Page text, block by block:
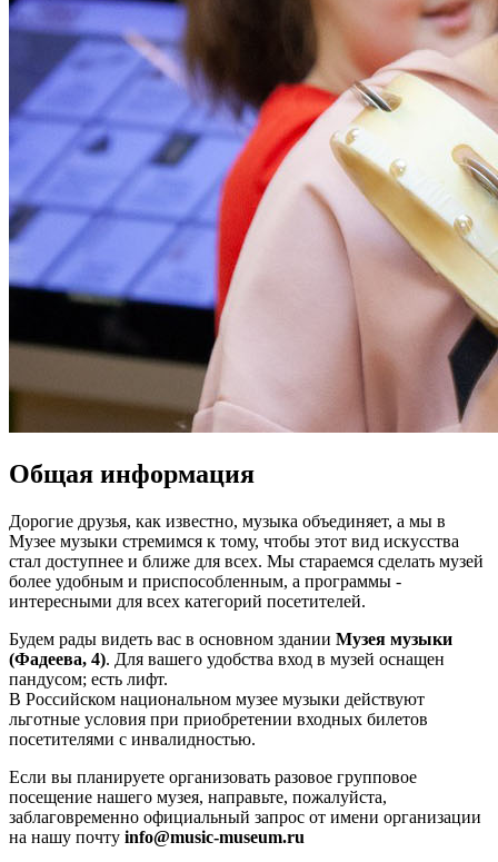
Общая информация
Дорогие друзья, как известно, музыка объединяет, а мы в
Музее музыки стремимся к тому, чтобы этот вид искусства
стал доступнее и ближе для всех. Мы стараемся сделать музей
более удобным и приспособленным, а программы -
интересными для всех категорий посетителей.
Будем рады видеть вас в основном здании Музея музыки
(Фадеева, 4). Для вашего удобства вход в музей оснащен
пандусом; есть лифт.
В Российском национальном музее музыки действуют
льготные условия при приобретении входных билетов
посетителями с инвалидностью.
Если вы планируете организовать разовое групповое
посещение нашего музея, направьте, пожалуйста,
заблаговременно официальный запрос от имени организации
на нашу почту info@music-museum.ru